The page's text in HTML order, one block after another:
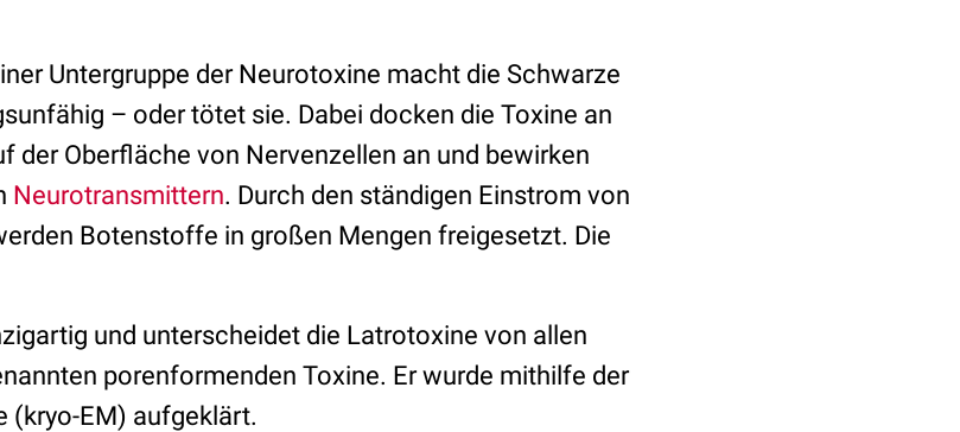
Untergruppe der Neurotoxine macht die Schwarze
– oder tötet sie. Dabei docken die Toxine an
der Oberfläche von Nervenzellen an und bewirken
Neurotransmittern. Durch den ständigen Einstrom von
Botenstoffe in großen Mengen freigesetzt. Die
und unterscheidet die Latrotoxine von allen
porenformenden Toxine. Er wurde mithilfe der
(kryo-EM) aufgeklärt.